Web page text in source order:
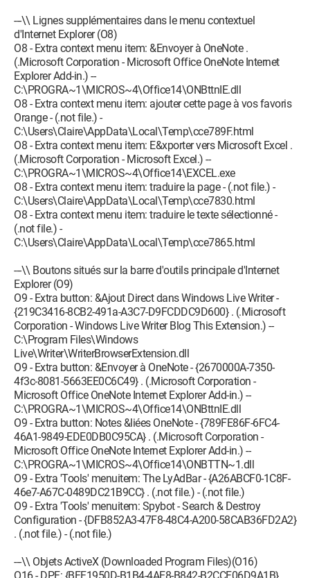
---\\ Lignes supplémentaires dans le menu contextuel
d'Internet Explorer (O8)
O8 - Extra context menu item: &Envoyer à OneNote .
(.Microsoft Corporation - Microsoft Office OneNote Internet
Explorer Add-in.) --
C:\PROGRA~1\MICROS~4\Office14\ONBttnIE.dll
O8 - Extra context menu item: ajouter cette page à vos favoris
Orange - (.not file.) -
C:\Users\Claire\AppData\Local\Temp\cce789F.html
O8 - Extra context menu item: E&xporter vers Microsoft Excel .
(.Microsoft Corporation - Microsoft Excel.) --
C:\PROGRA~1\MICROS~4\Office14\EXCEL.exe
O8 - Extra context menu item: traduire la page - (.not file.) -
C:\Users\Claire\AppData\Local\Temp\cce7830.html
O8 - Extra context menu item: traduire le texte sélectionné -
(.not file.) -
C:\Users\Claire\AppData\Local\Temp\cce7865.html
---\\ Boutons situés sur la barre d'outils principale d'Internet
Explorer (O9)
O9 - Extra button: &Ajout Direct dans Windows Live Writer -
{219C3416-8CB2-491a-A3C7-D9FCDDC9D600} . (.Microsoft
Corporation - Windows Live Writer Blog This Extension.) --
C:\Program Files\Windows
Live\Writer\WriterBrowserExtension.dll
O9 - Extra button: &Envoyer à OneNote - {2670000A-7350-
4f3c-8081-5663EE0C6C49} . (.Microsoft Corporation -
Microsoft Office OneNote Internet Explorer Add-in.) --
C:\PROGRA~1\MICROS~4\Office14\ONBttnIE.dll
O9 - Extra button: Notes &liées OneNote - {789FE86F-6FC4-
46A1-9849-EDE0DB0C95CA} . (.Microsoft Corporation -
Microsoft Office OneNote Internet Explorer Add-in.) --
C:\PROGRA~1\MICROS~4\Office14\ONBTTN~1.dll
O9 - Extra 'Tools' menuitem: The LyAdBar - {A26ABCF0-1C8F-
46e7-A67C-0489DC21B9CC} . (.not file.) - (.not file.)
O9 - Extra 'Tools' menuitem: Spybot - Search & Destroy
Configuration - {DFB852A3-47F8-48C4-A200-58CAB36FD2A2}
. (.not file.) - (.not file.)
---\\ Objets ActiveX (Downloaded Program Files)(O16)